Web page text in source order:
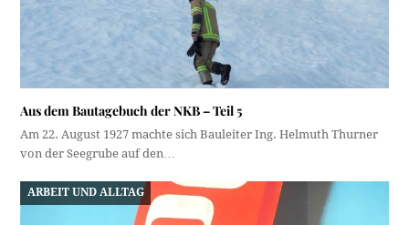
Aus dem Bautagebuch der NKB – Teil 5
Am 22. August 1927 machte sich Bauleiter Ing. Helmuth Thurner
von der Seegrube auf den…
ARBEIT UND ALLTAG